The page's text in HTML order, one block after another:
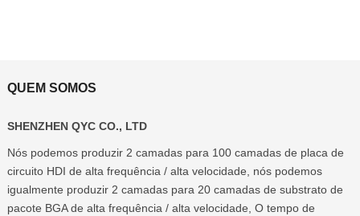
QUEM SOMOS
SHENZHEN QYC CO., LTD
Nós podemos produzir 2 camadas para 100 camadas de placa de
circuito HDI de alta frequência / alta velocidade, nós podemos
igualmente produzir 2 camadas para 20 camadas de substrato de
pacote BGA de alta frequência / alta velocidade, O tempo de